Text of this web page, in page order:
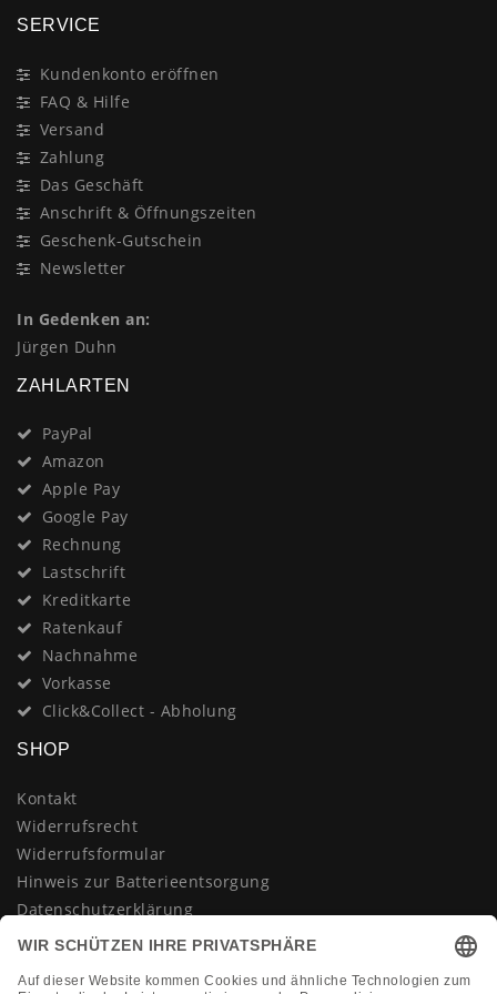
SERVICE
Kundenkonto eröffnen
FAQ & Hilfe
Versand
Zahlung
Das Geschäft
Anschrift & Öffnungszeiten
Geschenk-Gutschein
Newsletter
In Gedenken an:
Jürgen Duhn
ZAHLARTEN
PayPal
Amazon
Apple Pay
Google Pay
Rechnung
Lastschrift
Kreditkarte
Ratenkauf
Nachnahme
Vorkasse
Click&Collect - Abholung
SHOP
Kontakt
Widerrufsrecht
Widerrufsformular
Hinweis zur Batterieentsorgung
Datenschutzerklärung
AGB